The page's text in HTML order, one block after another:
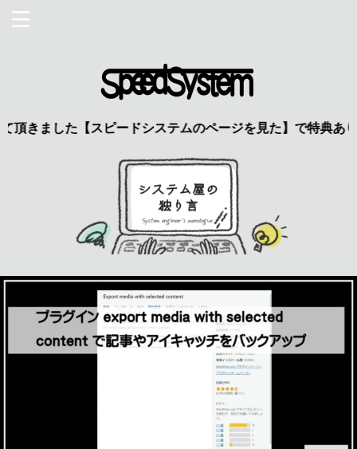
【スピードシステムのページを見た】で特典あり 興味のあ